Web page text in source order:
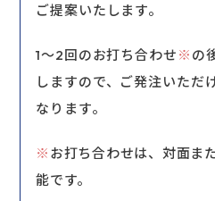
ご提案いたします。
1～2回のお打ち合わせ ※ の
しますので、ご発注いただ
なります。
※ お打ち合わせは、対面ま
能です。